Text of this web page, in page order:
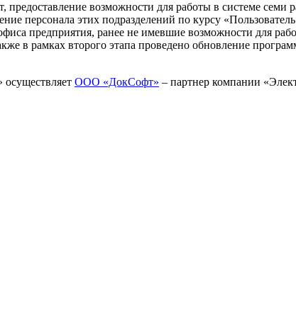
возможности для работы в системе семи
персонала этих подразделений по курсу
предприятия, ранее не имевшие возможности для
в рамках второго этапа проведено обновление
ООО «ДокСофт» – партнер компании